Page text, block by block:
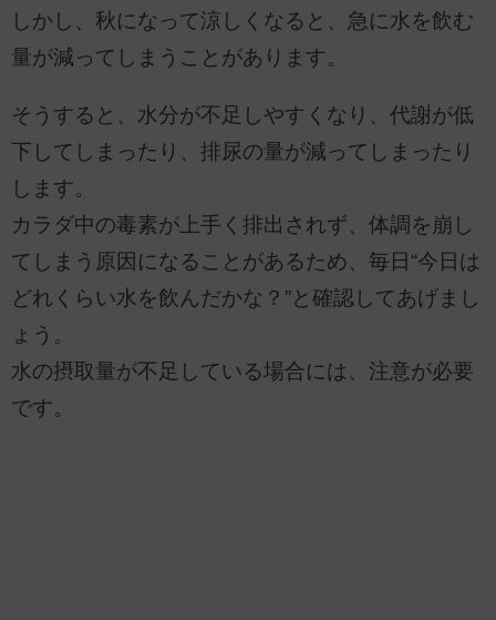
しかし、秋になって涼しくなると、急に水を飲む
量が減ってしまうことがあります。
そうすると、水分が不足しやすくなり、代謝が低
下してしまったり、排尿の量が減ってしまったり
します。
カラダ中の毒素が上手く排出されず、体調を崩し
てしまう原因になることがあるため、毎日“今日は
どれくらい水を飲んだかな？”と確認してあげまし
ょう。
水の摂取量が不足している場合には、注意が必要
です。